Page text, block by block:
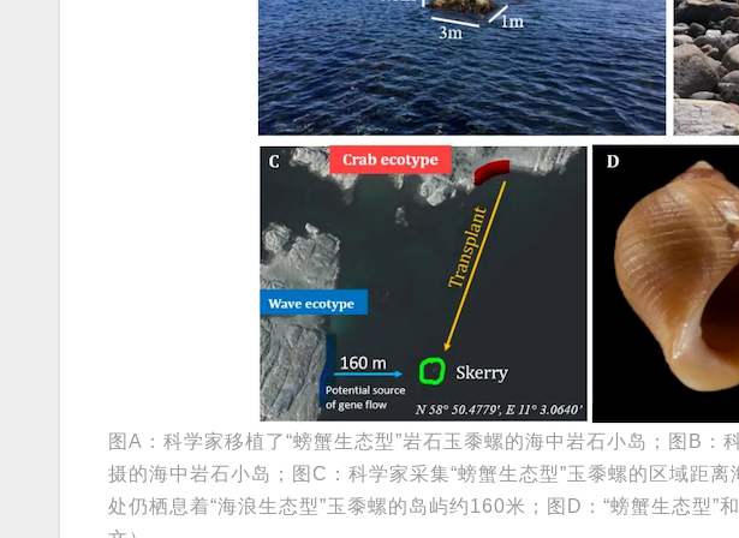
图A：科学家移植了“螃蟹生态型”岩石玉黍螺的海中岩石小岛；图B：
摄的海中岩石小岛；图C：科学家采集“螃蟹生态型”玉黍螺的区域距
处仍栖息着“海浪生态型”玉黍螺的岛屿约160米；图D：“螃蟹生态型”